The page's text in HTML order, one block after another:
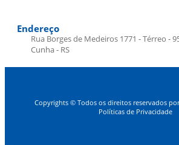
Endereço
Rua Borges de Medeiros 1771 - Térreo -
Cunha - RS
Copyrights © Todos os direitos reservados
Políticas de Privacidade